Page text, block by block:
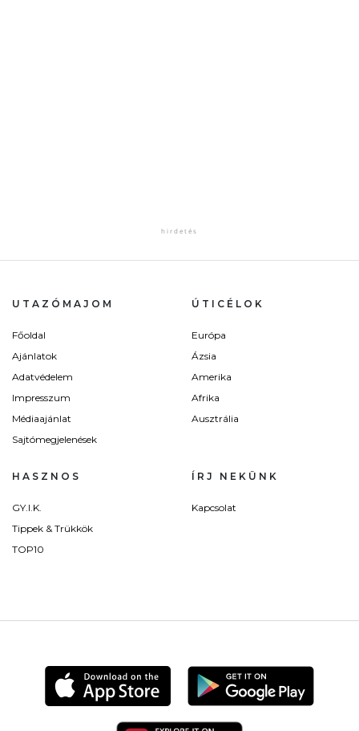
UTAZÓMAJOM
Főoldal
Ajánlatok
Adatvédelem
Impresszum
Médiaajánlat
Sajtómegjelenések
ÚTICÉLOK
Európa
Ázsia
Amerika
Afrika
Ausztrália
HASZNOS
GY.I.K.
Tippek & Trükkök
TOP10
ÍRJ NEKÜNK
Kapcsolat